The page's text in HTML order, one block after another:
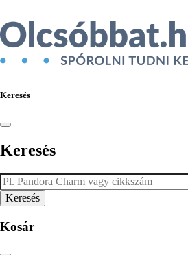
Keresés
Keresés
Kosár